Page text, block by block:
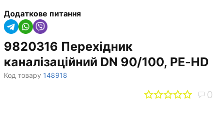
Додаткове питання
9820316 Перехідник
каналізаційний DN 90/100, PE-HD
Код товару 148918
0